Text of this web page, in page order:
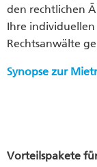
den rechtlichen
Ihre individuellen
Rechtsanwälte
Synopse zur
Vorteilspakete